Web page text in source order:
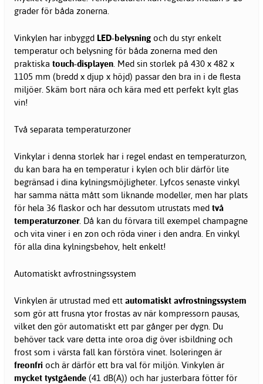
grader för båda zonerna.
Vinkylen har inbyggd LED-belysning och du styr enkelt
temperatur och belysning för båda zonerna med den
praktiska touch-displayen . Med sin storlek på 430 x 482 x
1105 mm (bredd x djup x höjd) passar den bra in i de flesta
miljöer. Skäm bort nära och kära med ett perfekt kylt glas
vin!
Två separata temperaturzoner
Vinkylar i denna storlek har i regel endast en temperaturzon,
du kan bara ha en temperatur i kylen och blir därför lite
begränsad i dina kylningsmöjligheter. Lyfcos senaste vinkyl
har samma nätta mått som liknande modeller, men har plats
för hela 36 flaskor och har dessutom utrustats med två
temperaturzoner. Då kan du förvara till exempel champagne
och vita viner i en zon och röda viner i den andra. En vinkyl
för alla dina kylningsbehov, helt enkelt!
Automatiskt avfrostningssystem
Vinkylen är utrustad med ett automatiskt avfrostningssystem
som gör att frusna ytor frostas av när kompressorn pausas,
vilket den gör automatiskt ett par gånger per dygn. Du
behöver tack vare detta inte oroa dig över isbildning och
frost som i värsta fall kan förstöra vinet. Isoleringen är
freonfri och är därför ett bra val för miljön. Vinkylen är
mycket tystgående (41 dB(A)) och har justerbara fötter för